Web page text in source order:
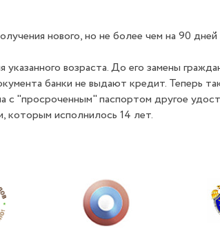
нового, но не более чем на 90
возраста. До его замены
банки не выдают кредит. Теперь
с "просроченным" паспортом другое
которым исполнилось 14 лет.